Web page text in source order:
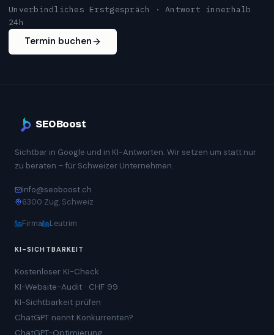
Unverbindliches Erstgespräch · Antwort innerhalb
24h
Termin buchen
SEOBoost
Sichtbar in Google und in KI-Antworten. Wir setzen um statt nur
zu beraten – für Schweizer Unternehmen.
info@seoboost.ch
6300 Zug, Schweiz
Firma Leutrim
KI-SICHTBARKEIT
Kostenloser KI-Check
KI-Website-Audit · CHF 99
KI-Sichtbarkeit prüfen
ChatGPT nennt Konkurrenten?
ChatGPT-Optimierung